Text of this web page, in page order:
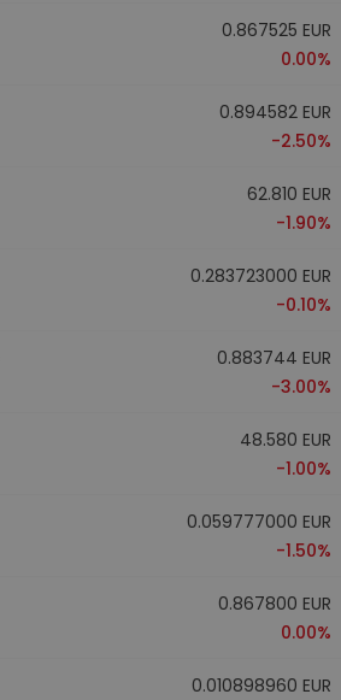
0.867525 EUR
0.00%
0.894582 EUR
-2.50%
62.810 EUR
-1.90%
0.283723000 EUR
-0.10%
0.883744 EUR
-3.00%
48.580 EUR
-1.00%
0.059777000 EUR
-1.50%
0.867800 EUR
0.00%
0.010898960 EUR